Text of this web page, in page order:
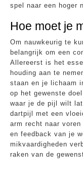
spel naar een hoger
Hoe moet je
Om nauwkeurig te
belangrijk om een
Allereerst is het
houding aan te
staan en je lichaam
op het gewenste
waar je de pijl wilt
dartpijl met een
arm recht naar
en feedback van je
mikvaardigheden
raken van de